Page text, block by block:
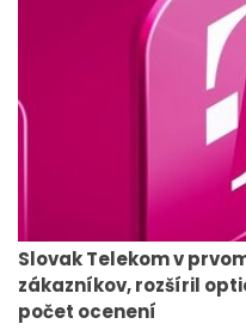
Slovak Telekom v
zákazníkov, rozšíril
počet ocenení